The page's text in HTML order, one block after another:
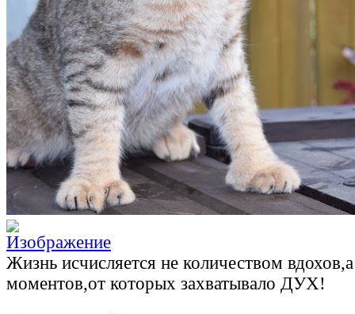
Жизнь исчисляется не количеством
моментов,от которых захватывало ДУХ!